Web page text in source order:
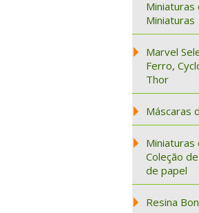
Miniaturas
Miniaturas
Marvel
Ferro,
Thor
Máscaras
Coleção
de papel
Resina